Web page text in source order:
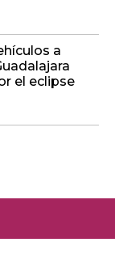
a
el eclipse